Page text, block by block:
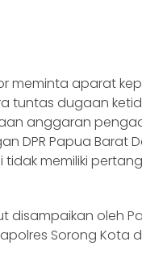
meminta aparat
tuntas dugaan
anggaran
DPR Papua Barat
tidak memiliki
disampaikan oleh
Sorong Kota